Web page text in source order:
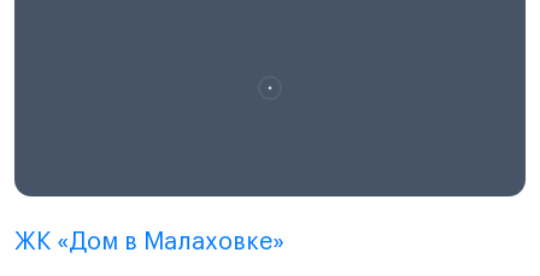
ЖК «Дом в Малаховке»